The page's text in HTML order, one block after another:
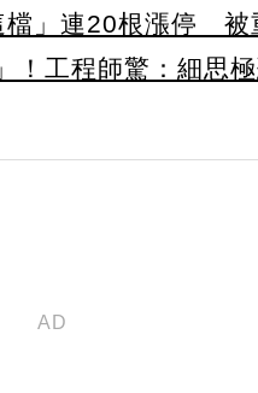
檔」連20根漲停 被
！工程師驚：細思